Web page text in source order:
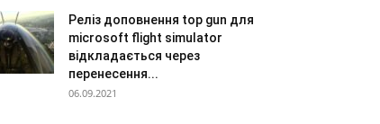
Реліз доповнення top gun для
microsoft flight simulator
відкладається через
перенесення...
06.09.2021